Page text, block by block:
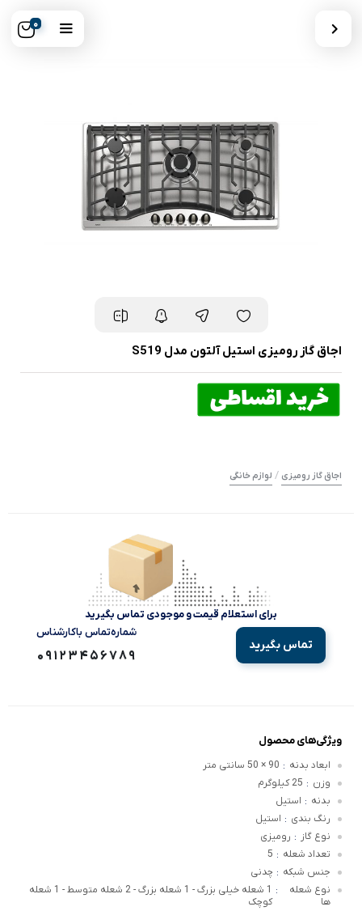
0
اجاق گاز رومیزی استیل آلتون مدل S519
اجاق گاز رومیزی / لوازم خانگی
برای استعلام قیمت و موجودی تماس بگیرید
تماس بگیرید
شماره‌تماس‌ با‌کارشناس
09123456789
ویژگی‌های محصول
ابعاد بدنه : 90 × 50 سانتی متر
وزن : 25 کیلوگرم
بدنه : استیل
رنگ بندی : استیل
نوع گاز : رومیزی
تعداد شعله :
5
جنس شبکه : چدنی
نوع شعله
ها
:
1 شعله خیلی بزرگ - 1 شعله بزرگ - 2 شعله متوسط - 1 شعله
کوچک